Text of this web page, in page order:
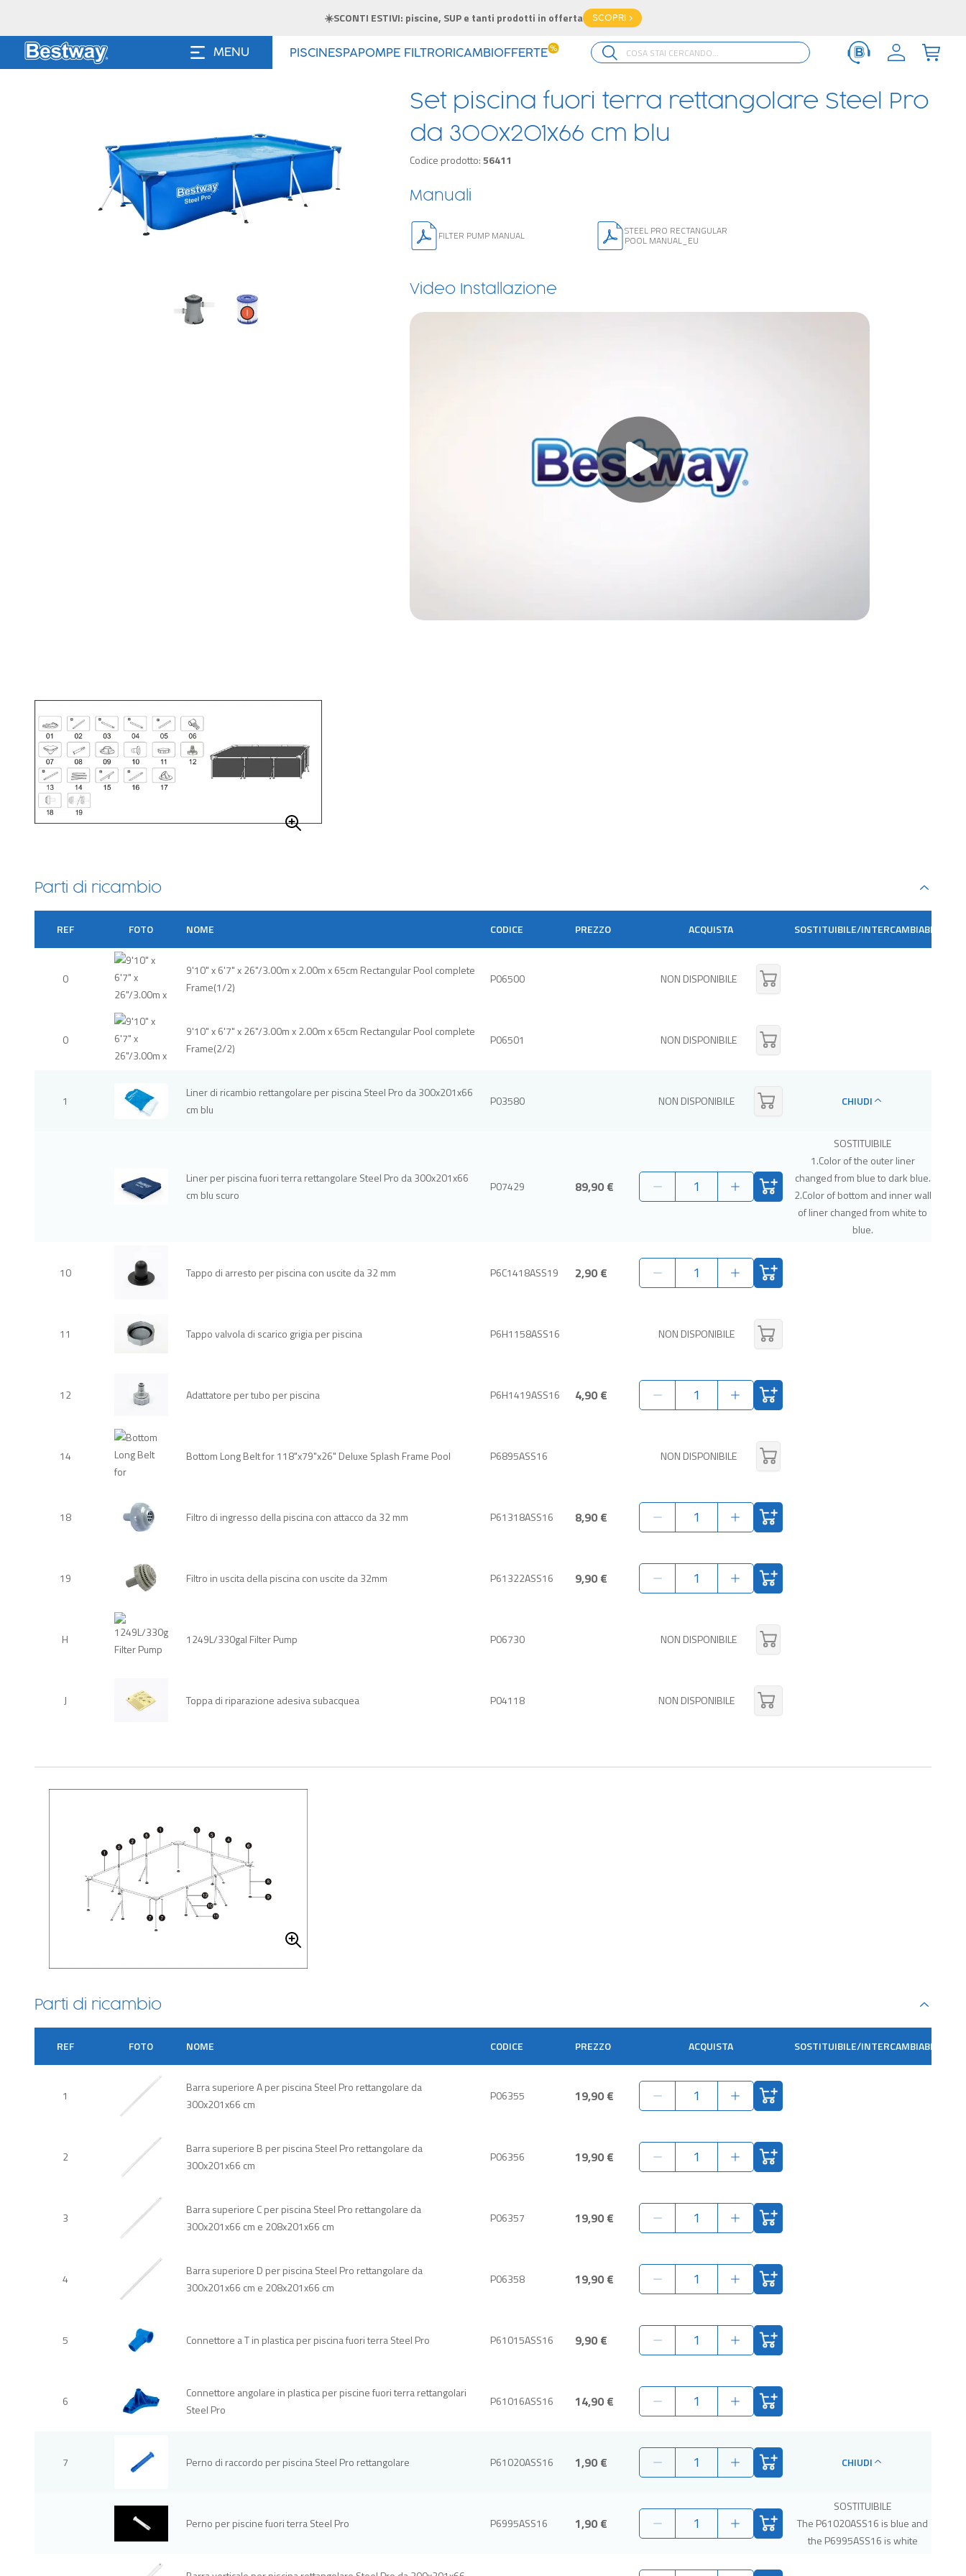
☀️SCONTI ESTIVI: piscine, SUP e tanti prodotti in offerta SCOPRI >
MENU PISCINESPAPOMPE FILTRORICAMBI OFFERTE %
Set piscina fuori terra rettangolare Steel Pro
da 300x201x66 cm blu
Codice prodotto:56411
Manuali
FILTER PUMP MANUAL STEEL PRO RECTANGULAR
POOL MANUAL_EU
Video Installazione
Parti di ricambio
REF FOTO NOME CODICE PREZZO ACQUISTA SOSTITUIBILE/INTERCAMBIABILE
0
9'10" x 6'7" x 26"/3.00m x 2.00m x 65cm Rectangular Pool complete
Frame(1/2)
P06500 NON DISPONIBILE
0
9'10" x 6'7" x 26"/3.00m x 2.00m x 65cm Rectangular Pool complete
Frame(2/2)
P06501 NON DISPONIBILE
1
Liner di ricambio rettangolare per piscina Steel Pro da 300x201x66
cm blu
P03580 NON DISPONIBILE CHIUDI
Liner per piscina fuori terra rettangolare Steel Pro da 300x201x66
cm blu scuro
P07429 89,90 €
SOSTITUIBILE
1.Color of the outer liner
changed from blue to dark blue.
2.Color of bottom and inner wall
of liner changed from white to
blue.
10 Tappo di arresto per piscina con uscite da 32 mm P6C1418ASS19 2,90 €
11 Tappo valvola di scarico grigia per piscina P6H1158ASS16 NON DISPONIBILE
12 Adattatore per tubo per piscina P6H1419ASS16 4,90 €
14 Bottom Long Belt for 118"x79"x26" Deluxe Splash Frame Pool P6895ASS16 NON DISPONIBILE
18 Filtro di ingresso della piscina con attacco da 32 mm P61318ASS16 8,90 €
19 Filtro in uscita della piscina con uscite da 32mm P61322ASS16 9,90 €
H 1249L/330gal Filter Pump P06730 NON DISPONIBILE
J Toppa di riparazione adesiva subacquea P04118 NON DISPONIBILE
Parti di ricambio
REF FOTO NOME CODICE PREZZO ACQUISTA SOSTITUIBILE/INTERCAMBIABILE
1
Barra superiore A per piscina Steel Pro rettangolare da
300x201x66 cm
P06355 19,90 €
2
Barra superiore B per piscina Steel Pro rettangolare da
300x201x66 cm
P06356 19,90 €
3
Barra superiore C per piscina Steel Pro rettangolare da
300x201x66 cm e 208x201x66 cm
P06357 19,90 €
4
Barra superiore D per piscina Steel Pro rettangolare da
300x201x66 cm e 208x201x66 cm
P06358 19,90 €
5 Connettore a T in plastica per piscina fuori terra Steel Pro P61015ASS16 9,90 €
6
Connettore angolare in plastica per piscine fuori terra rettangolari
Steel Pro
P61016ASS16 14,90 €
7 Perno di raccordo per piscina Steel Pro rettangolare P61020ASS16 1,90 € CHIUDI
Perno per piscine fuori terra Steel Pro P6995ASS16 1,90 €
SOSTITUIBILE
The P61020ASS16 is blue and
the P6995ASS16 is white